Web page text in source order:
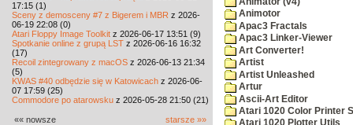
17:15 (1)
Sceny z demosceny #7 z Bigerem i MBR z 2026-
06-19 22:08 (0)
Atari Floppy Image Toolkit z 2026-06-17 13:51 (9)
Spotkanie online z grupą LST z 2026-06-16 16:32
(17)
Recoil zintegrowany z macOS z 2026-06-13 21:34
(5)
KWAS #40 odbędzie się w Katowicach z 2026-06-
07 17:59 (25)
Commodore po atarowsku z 2026-05-28 21:50 (21)
«« nowsze starsze »»
Animotor
Apac3 Fractals
Apac3 Linker-Viewer
Art Converter!
Artist
Artist Unleashed
Artur
Ascii-Art Editor
Atari 1020 Color Printer
Atari 1020 Plotter Utils